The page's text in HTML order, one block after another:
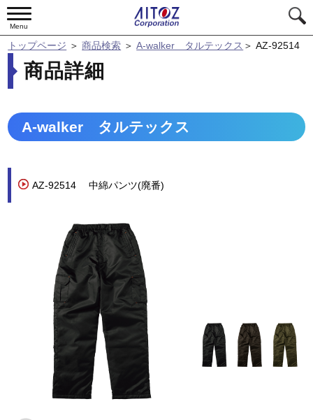
Menu
トップページ ＞商品検索 ＞ A-walker タルテックス ＞AZ-92514
商品詳細
A-walker タルテックス
AZ-92514 中綿パンツ(廃番)